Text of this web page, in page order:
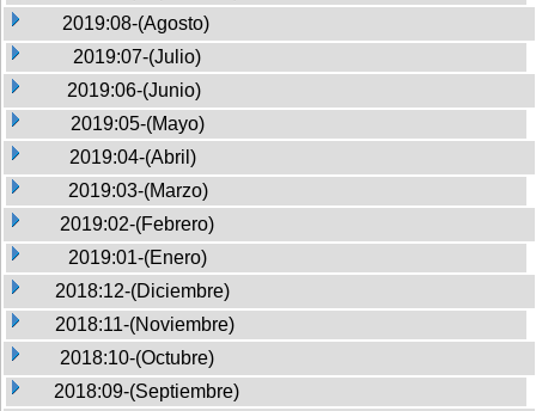
2019:08-(Agosto)
2019:07-(Julio)
2019:06-(Junio)
2019:05-(Mayo)
2019:04-(Abril)
2019:03-(Marzo)
2019:02-(Febrero)
2019:01-(Enero)
2018:12-(Diciembre)
2018:11-(Noviembre)
2018:10-(Octubre)
2018:09-(Septiembre)